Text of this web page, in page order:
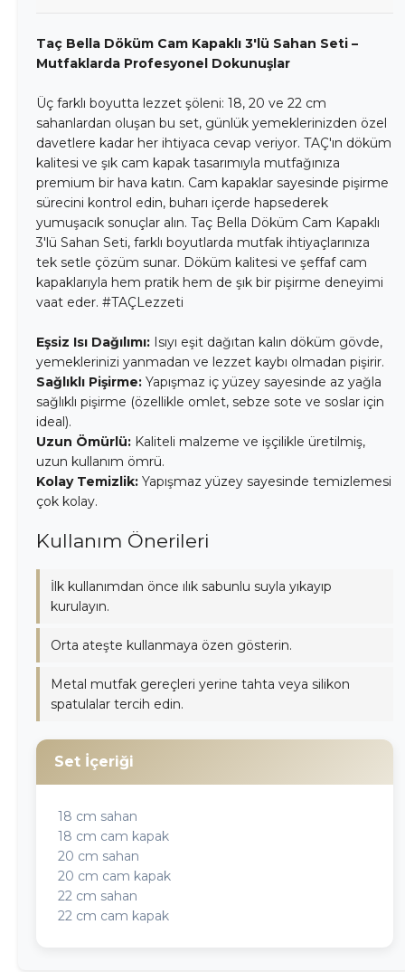
Taç Bella Döküm Cam Kapaklı 3'lü Sahan Seti –
Mutfaklarda Profesyonel Dokunuşlar
Üç farklı boyutta lezzet şöleni: 18, 20 ve 22 cm
sahanlardan oluşan bu set, günlük yemeklerinizden özel
davetlere kadar her ihtiyaca cevap veriyor. TAÇ'ın döküm
kalitesi ve şık cam kapak tasarımıyla mutfağınıza
premium bir hava katın. Cam kapaklar sayesinde pişirme
sürecini kontrol edin, buharı içerde hapsederek
yumuşacık sonuçlar alın. Taç Bella Döküm Cam Kapaklı
3'lü Sahan Seti, farklı boyutlarda mutfak ihtiyaçlarınıza
tek setle çözüm sunar. Döküm kalitesi ve şeffaf cam
kapaklarıyla hem pratik hem de şık bir pişirme deneyimi
vaat eder. #TAÇLezzeti
Eşsiz Isı Dağılımı: Isıyı eşit dağıtan kalın döküm gövde,
yemeklerinizi yanmadan ve lezzet kaybı olmadan pişirir.
Sağlıklı Pişirme: Yapışmaz iç yüzey sayesinde az yağla
sağlıklı pişirme (özellikle omlet, sebze sote ve soslar için
ideal).
Uzun Ömürlü: Kaliteli malzeme ve işçilikle üretilmiş,
uzun kullanım ömrü.
Kolay Temizlik: Yapışmaz yüzey sayesinde temizlemesi
çok kolay.
Kullanım Önerileri
İlk kullanımdan önce ılık sabunlu suyla yıkayıp
kurulayın.
Orta ateşte kullanmaya özen gösterin.
Metal mutfak gereçleri yerine tahta veya silikon
spatulalar tercih edin.
Set İçeriği
18 cm sahan
18 cm cam kapak
20 cm sahan
20 cm cam kapak
22 cm sahan
22 cm cam kapak